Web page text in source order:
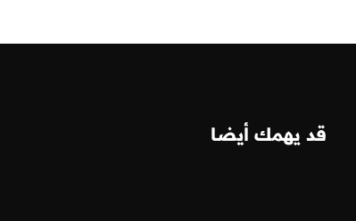
قد يهمك أيضا